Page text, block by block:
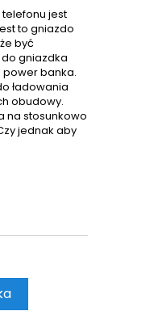
jest
to gniazdo
być
gniazdka
banka.
ładowania
obudowy.
na stosunkowo
jednak aby